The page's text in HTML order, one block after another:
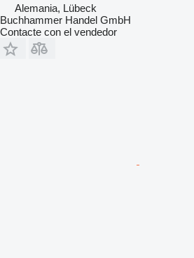
Alemania, Lübeck
Buchhammer Handel GmbH
Contacte con el vendedor